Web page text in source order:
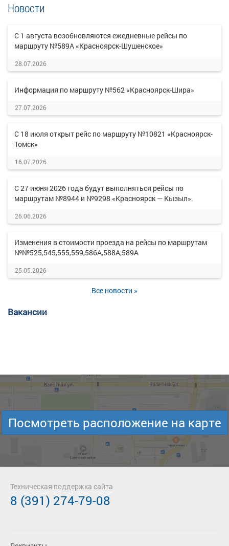
Новости
С 1 августа возобновляются ежедневные рейсы по
маршруту №589А «Красноярск-Шушенское»
28.07.2026
Информация по маршруту №562 «Красноярск-Шира»
27.07.2026
С 18 июля открыт рейс по маршруту №10821 «Красноярск-
Томск»
16.07.2026
С 27 июня 2026 года будут выполняться рейсы по
маршрутам №8944 и №9298 «Красноярск — Кызыл».
26.06.2026
Изменения в стоимости проезда на рейсы по маршрутам
№№525,545,555,559,586А,588А,589А
25.05.2026
Все новости »
Вакансии
Посмотреть расположение на карте
Техническая поддержка сайта
8 (391) 274-79-08